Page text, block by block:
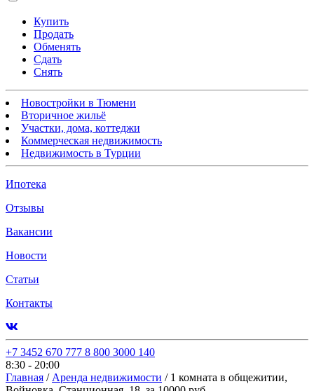
Купить
Продать
Обменять
Сдать
Снять
Новостройки в Тюмени
Вторичное жильё
Участки, дома, коттеджи
Коммерческая недвижимость
Недвижимость в Турции
Ипотека
Отзывы
Вакансии
Новости
Статьи
Контакты
+7 3452 670 777 8 800 3000 140
8:30 - 20:00
Главная / Аренда недвижимости / 1 комната в общежитии,